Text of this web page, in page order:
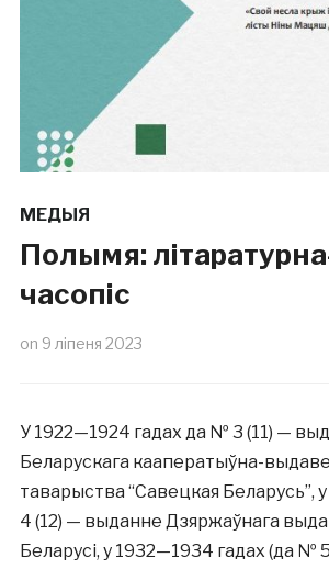
МЕДЫЯ
Полымя:
часопіс
on 9 ліпеня 2023
У 1922—1924 гадах да № 3 (11) —
Беларускага кааператыўна-
таварыства “Савецкая Беларусь”,
4 (12) — выданне Дзяржаўнага
Беларусі, у 1932—1934 гадах (да №